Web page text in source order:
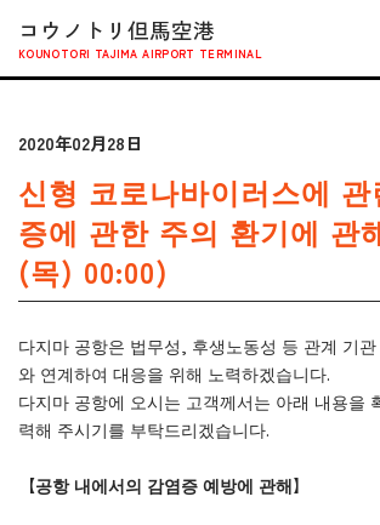
コウノトリ但馬空港
KOUNOTORI TAJIMA AIRPORT TERMINAL
2020年02月28日
신형 코로나바이러스에 관
증에 관한 주의 환기에 관
(목) 00:00)
다지마 공항은 법무성, 후생노동성 등 관계 기
와 연계하여 대응을 위해 노력하겠습니다.
다지마 공항에 오시는 고객께서는 아래 내용을
력해 주시기를 부탁드리겠습니다.
【공항 내에서의 감염증예방에 관해】